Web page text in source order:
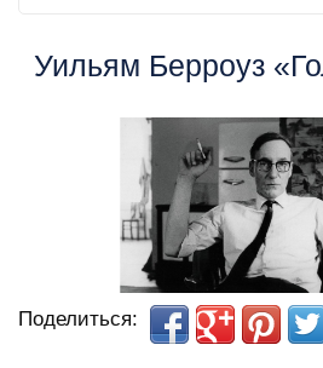
Уильям Берроуз
Поделиться: